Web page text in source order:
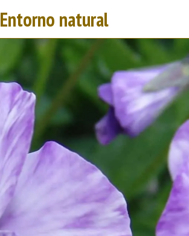
Entorno natural